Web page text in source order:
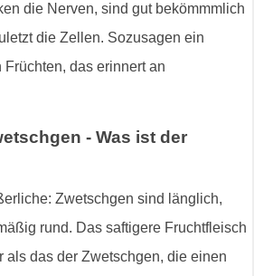
die Nerven, sind gut bekömmmlich
die Zellen. Sozusagen ein
das erinnert an
- Was ist der
Zwetschgen sind länglich,
rund. Das saftigere Fruchtfleisch
als das der Zwetschgen, die einen